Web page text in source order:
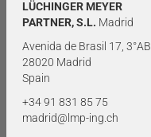
LÜCHINGER MEYER
PARTNER, S.L. Madrid
Avenida de Brasil 17, 3°AB
28020 Madrid
Spain
+34 91 831 85 75
madrid@lmp-ing.ch